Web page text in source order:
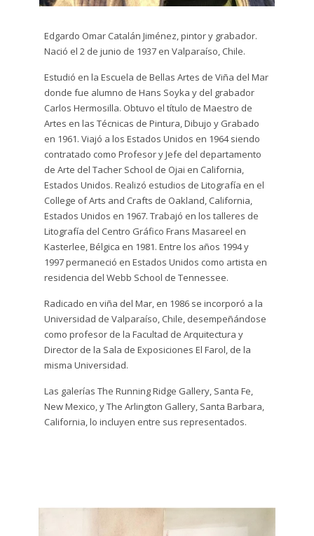
Digital
Litografía
Serigrafía
Técnica
Mixta
Edgardo Omar Catalán Jiménez, pintor y grabador.
Nació el 2 de junio de 1937 en Valparaíso, Chile.
Estudió en la Escuela de Bellas Artes de Viña del Mar
donde fue alumno de Hans Soyka y del grabador
Carlos Hermosilla. Obtuvo el título de Maestro de
Artes en las Técnicas de Pintura, Dibujo y Grabado
en 1961. Viajó a los Estados Unidos en 1964 siendo
contratado como Profesor y Jefe del departamento
de Arte del Tacher School de Ojai en California,
Estados Unidos. Realizó estudios de Litografía en el
College of Arts and Crafts de Oakland, California,
Estados Unidos en 1967. Trabajó en los talleres de
Litografía del Centro Gráfico Frans Masareel en
Kasterlee, Bélgica en 1981. Entre los años 1994 y
1997 permaneció en Estados Unidos como artista en
residencia del Webb School de Tennessee.
Radicado en viña del Mar, en 1986 se incorporó a la
Universidad de Valparaíso, Chile, desempeñándose
como profesor de la Facultad de Arquitectura y
Director de la Sala de Exposiciones El Farol, de la
misma Universidad.
Las galerías The Running Ridge Gallery, Santa Fe,
New Mexico, y The Arlington Gallery, Santa Barbara,
California, lo incluyen entre sus representados.